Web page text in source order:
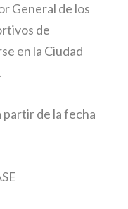
General de los
de
en la Ciudad
de la fecha